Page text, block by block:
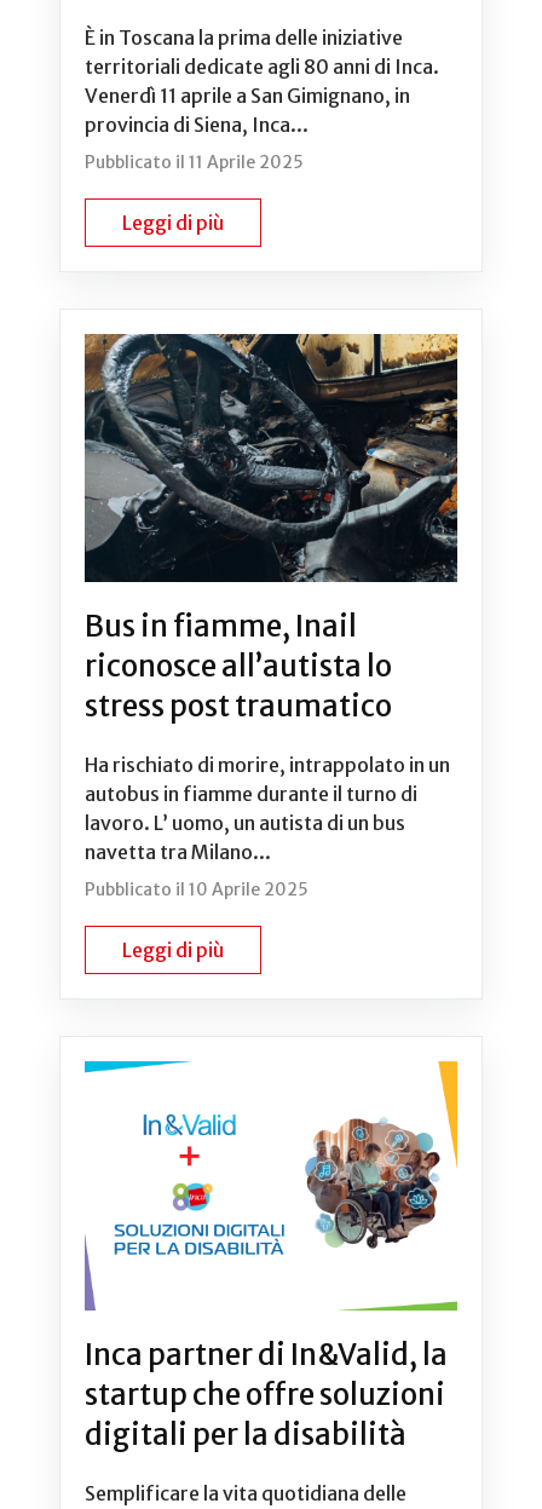
È in Toscana la prima delle iniziative
territoriali dedicate agli 80 anni di Inca.
Venerdì 11 aprile a San Gimignano, in
provincia di Siena, Inca...
Pubblicato il 11 Aprile 2025
Leggi di più
Bus in fiamme, Inail
riconosce all’autista lo
stress post traumatico
Ha rischiato di morire, intrappolato in un
autobus in fiamme durante il turno di
lavoro. L’ uomo, un autista di un bus
navetta tra Milano...
Pubblicato il 10 Aprile 2025
Leggi di più
Inca partner di In&Valid, la
startup che offre soluzioni
digitali per la disabilità
Semplificare la vita quotidiana delle